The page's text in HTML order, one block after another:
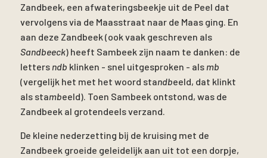
Zandbeek, een afwateringsbeekje uit de Peel dat
vervolgens via de Maasstraat naar de Maas ging. En
aan deze Zandbeek (ook vaak geschreven als
Sandbeeck) heeft Sambeek zijn naam te danken: de
letters ndb klinken - snel uitgesproken - als mb
(vergelijk het met het woord standbeeld, dat klinkt
als stambeeld). Toen Sambeek ontstond, was de
Zandbeek al grotendeels verzand.
De kleine nederzetting bij de kruising met de
Zandbeek groeide geleidelijk aan uit tot een dorpje,